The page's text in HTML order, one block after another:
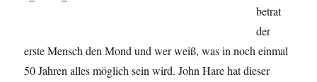
betrat
der
erste Mensch den Mond und wer weiß, was in noch einmal
50 Jahren alles möglich sein wird. John Hare hat dieser